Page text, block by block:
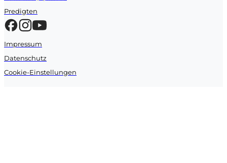
Predigten
Impressum
Datenschutz
Cookie-Einstellungen